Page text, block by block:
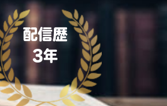
配信歴
3年